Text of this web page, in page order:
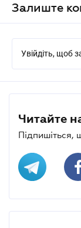
Залиште
Увійдіть, щоб
Читайте
Підпишіться,